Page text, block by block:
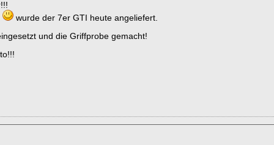
wurde der 7er GTI heute angeliefert.
und die Griffprobe gemacht!